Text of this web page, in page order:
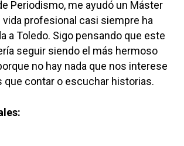
Periodismo, me ayudó un Máster
vida profesional casi siempre ha
a Toledo. Sigo pensando que este
seguir siendo el más hermoso
no hay nada que nos interese
que contar o escuchar historias.